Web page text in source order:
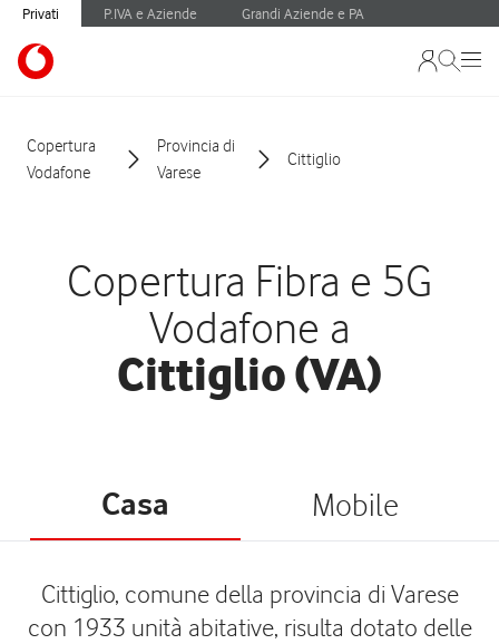
Privati P.IVA e Aziende Grandi Aziende e PA
Copertura
Vodafone
Provincia di
Varese
Cittiglio
Copertura Fibra e 5G
Vodafone a
Cittiglio (VA)
Casa Mobile
Cittiglio, comune della provincia di Varese
con 1933 unità abitative, risulta dotato delle